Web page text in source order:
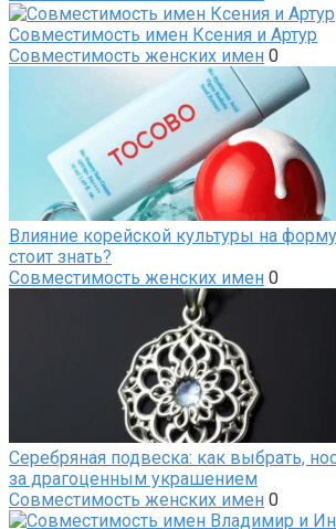
Совместимость имен Ксения и Артур
Совместимость женских имен 0
Влияние корейской культуры на
стоит знать?
Совместимость женских имен 0
Серебряная подвеска: как выбрать,
за драгоценным украшением
Совместимость женских имен 0